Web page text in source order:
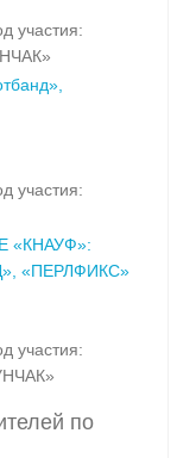
участия:
участия:
«КНАУФ»:
«ПЕРЛФИКС»
участия:
по